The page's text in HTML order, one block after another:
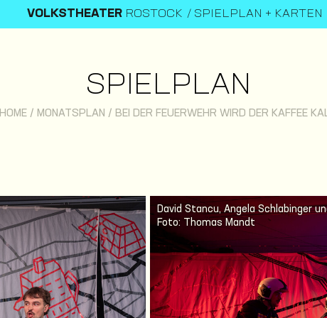
VOLKSTHEATER ROSTOCK SPIELPLAN + KARTEN
SPIELPLAN
HOME / MONATSPLAN / BEI DER FEUERWEHR WIRD DER KAFFEE
David Stancu, Angela Schlabinger
Foto: Thomas Mandt